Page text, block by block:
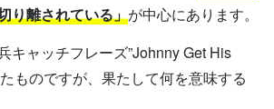
り離されている」が中心にあります。
キャッチフレーズ”Johnny Get His
ものですが、果たして何を意味する